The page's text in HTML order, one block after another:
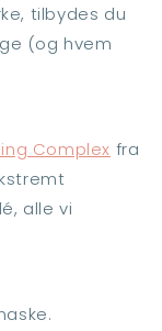
tilbydes du
(og hvem
Complex fra
alle vi